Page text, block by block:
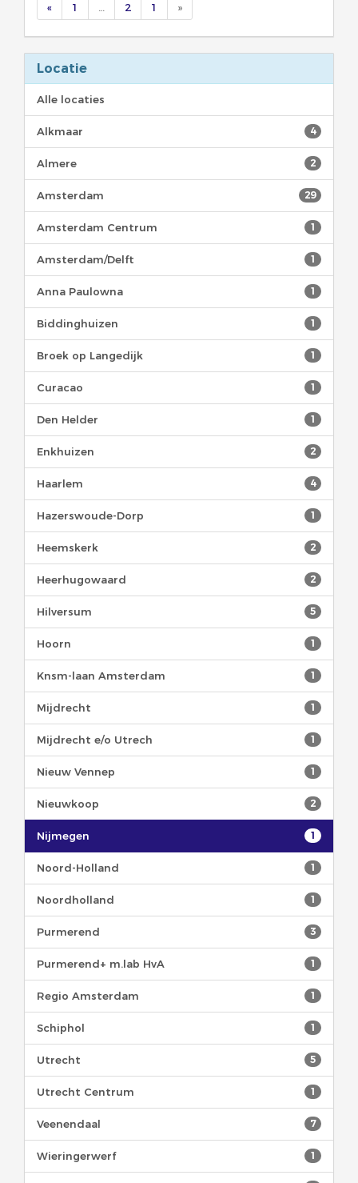
« 1 2 1 »
Locatie
Alle locaties
4
Alkmaar
2
Almere
29
Amsterdam
1
Amsterdam Centrum
1
Amsterdam/Delft
1
Anna Paulowna
1
Biddinghuizen
1
Broek op Langedijk
1
Curacao
1
Den Helder
2
Enkhuizen
4
Haarlem
1
Hazerswoude-Dorp
2
Heemskerk
2
Heerhugowaard
5
Hilversum
1
Hoorn
1
Knsm-laan Amsterdam
1
Mijdrecht
1
Mijdrecht e/o Utrech
1
Nieuw Vennep
2
Nieuwkoop
1
Nijmegen
1
Noord-Holland
1
Noordholland
3
Purmerend
1
Purmerend+ m.lab HvA
1
Regio Amsterdam
1
Schiphol
5
Utrecht
1
Utrecht Centrum
7
Veenendaal
1
Wieringerwerf